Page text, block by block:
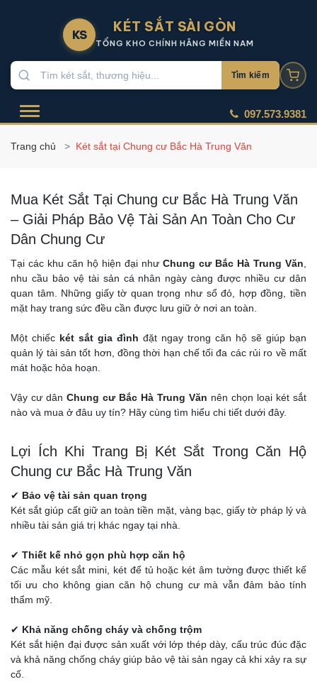
KS KÉT SẮT SÀI GÒN
TỔNG KHO CHÍNH HÃNG MIỀN NAM
Tìm kiếm
097.573.9381
Trang chủ Két sắt tại Chung cư Bắc Hà Trung Văn
Mua Két Sắt Tại Chung cư Bắc Hà Trung Văn
– Giải Pháp Bảo Vệ Tài Sản An Toàn Cho Cư
Dân Chung Cư
Tại các khu căn hộ hiện đại như Chung cư Bắc Hà Trung Văn
nhu cầu bảo vệ tài sản cá nhân ngày càng được nhiều cư dân
quan tâm. Những giấy tờ quan trọng như sổ đỏ, hợp đồng, tiền
mặt hay trang sức đều cần được lưu giữ ở nơi an toàn.
Một chiếc két sắt gia đình đặt ngay trong căn hộ sẽ giúp bạn
quản lý tài sản tốt hơn, đồng thời hạn chế tối đa các rủi ro về mất
mát hoặc hỏa hoạn.
Vậy cư dân Chung cư Bắc Hà Trung Văn nên chọn loại két sắt
nào và mua ở đâu uy tín? Hãy cùng tìm hiểu chi tiết dưới đây.
Lợi Ích Khi Trang Bị Két Sắt Trong Căn Hộ
Chung cư Bắc Hà Trung Văn
✔ Bảo vệ tài sản quan trọng
Két sắt giúp cất giữ an toàn tiền mặt, vàng bạc, giấy tờ pháp lý và
nhiều tài sản giá trị khác ngay tại nhà.
✔ Thiết kế nhỏ gọn phù hợp căn hộ
Các mẫu két sắt mini, két để tủ hoặc két âm tường được thiết kế
tối ưu cho không gian căn hộ chung cư mà vẫn đảm bảo tính
thẩm mỹ.
✔ Khả năng chống cháy và chống trộm
Két sắt hiện đại được sản xuất với lớp thép dày, cấu trúc đúc đặc
và khả năng chống cháy giúp bảo vệ tài sản ngay cả khi xảy ra sự
cố.